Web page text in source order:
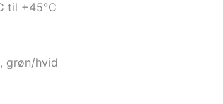
til +45°C
grøn/hvid